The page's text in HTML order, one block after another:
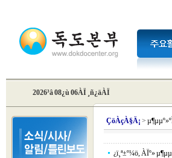
2026³â 08¿ù 06ÀÏ ¸ñ¿äÀÏ
ÇöÀçÀ§Ä¡ >
¿ï¸ª±º¼ö, ÀÏº»